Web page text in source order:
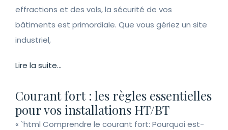
effractions et des vols, la sécurité de vos
bâtiments est primordiale. Que vous gériez un site
industriel,
Lire la suite...
Courant fort : les règles essentielles
pour vos installations HT/BT
« `html Comprendre le courant fort: Pourquoi est-